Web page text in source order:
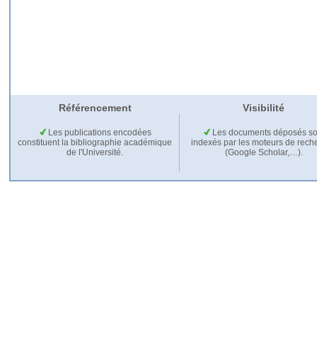
Référencement Visibilité
Les publications encodées
constituent la bibliographie académique
de l'Université.
Les documents déposés
indexés par les moteurs de
(Google Scholar,…).